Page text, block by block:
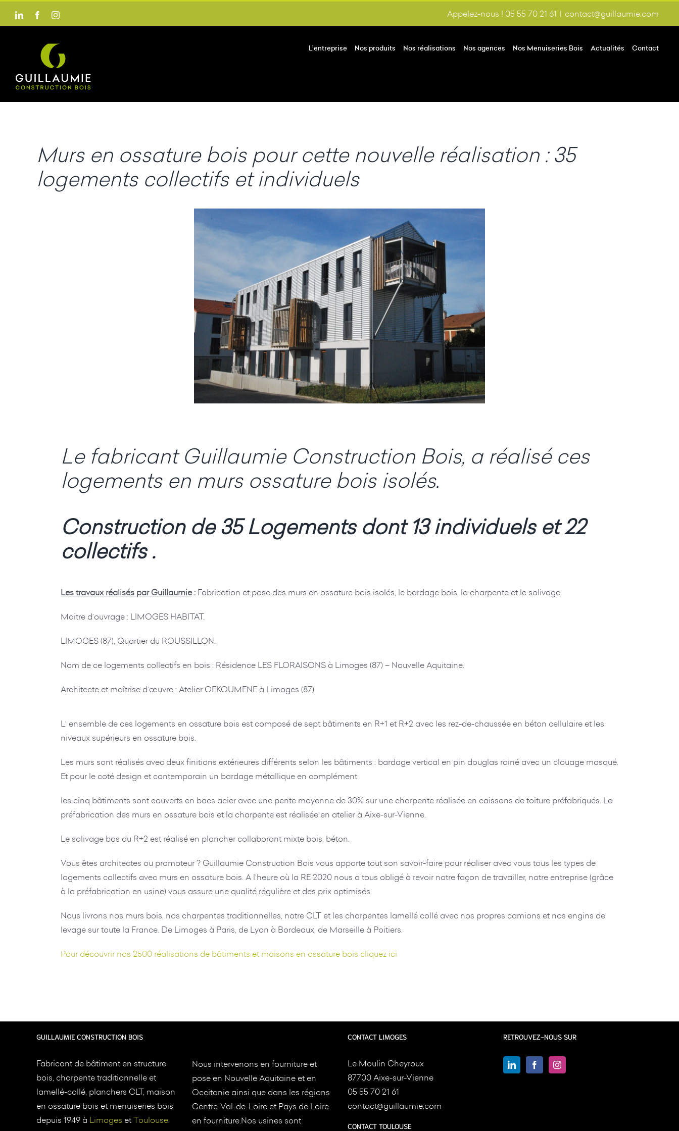
LinkedInFacebookInstagram Appelez-nous ! 05 55 70 21 61 | contact@guillaumie.com
L’entreprise Nos produits Nos réalisations Nos agences Nos Menuiseries Bois Actualités Contact
Murs en ossature bois pour cette nouvelle réalisation : 35
logements collectifs et individuels
Le fabricant Guillaumie Construction Bois, a réalisé ces
logements en murs ossature bois isolés.
Construction de 35 Logements dont 13 individuels et 22
collectifs .
Les travaux réalisés par Guillaumie:Fabrication et pose des murs en ossature bois isolés, le bardage bois, la charpente et le solivage.
Maitre d’ouvrage : LIMOGES HABITAT.
LIMOGES (87), Quartier du ROUSSILLON.
Nom de ce logements collectifs en bois : Résidence LES FLORAISONS à Limoges (87) – Nouvelle Aquitaine.
Architecte et maîtrise d’œuvre : Atelier OEKOUMENE à Limoges (87).
L’ ensemble de ces logements en ossature bois est composé de sept bâtiments en R+1 et R+2 avec les rez-de-chaussée en béton cellulaire et les
niveaux supérieurs en ossature bois.
Les murs sont réalisés avec deux finitions extérieures différents selon les bâtiments : bardage vertical en pin douglas rainé avec un clouage masqué.
Et pour le coté design et contemporain un bardage métallique en complément.
les cinq bâtiments sont couverts en bacs acier avec une pente moyenne de 30% sur une charpente réalisée en caissons de toiture préfabriqués. La
préfabrication des murs en ossature bois et la charpente est réalisée en atelier à Aixe-sur-Vienne.
Le solivage bas du R+2 est réalisé en plancher collaborant mixte bois, béton.
Vous êtes architectes ou promoteur ? Guillaumie Construction Bois vous apporte tout son savoir-faire pour réaliser avec vous tous les types de
logements collectifs avec murs en ossature bois. A l’heure où la RE 2020 nous a tous obligé à revoir notre façon de travailler, notre entreprise (grâce
à la préfabrication en usine) vous assure une qualité régulière et des prix optimisés.
Nous livrons nos murs bois, nos charpentes traditionnelles, notre CLT et les charpentes lamellé collé avec nos propres camions et nos engins de
levage sur toute la France. De Limoges à Paris, de Lyon à Bordeaux, de Marseille à Poitiers.
Pour découvrir nos 2500 réalisations de bâtiments et maisons en ossature bois cliquez ici
GUILLAUMIE CONSTRUCTION BOIS
Fabricant de bâtiment en structure
bois, charpente traditionnelle et
lamellé-collé, planchers CLT, maison
en ossature bois et menuiseries bois
depuis 1949 à Limoges etToulouse.
Nous intervenons en fourniture et
pose en Nouvelle Aquitaine et en
Occitanie ainsi que dans les régions
Centre-Val-de-Loire et Pays de Loire
en fourniture.Nos usines sont
CONTACT LIMOGES
Le Moulin Cheyroux
87700 Aixe-sur-Vienne
05 55 70 21 61
contact@guillaumie.com
CONTACT TOULOUSE
RETROUVEZ-NOUS SUR